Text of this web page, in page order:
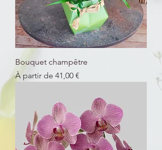
Bouquet champêtre
À partir de 41,00 €
Prix promotionnel